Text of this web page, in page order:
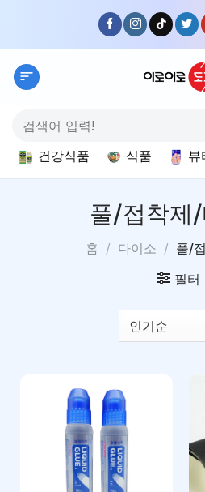
content
색:
건강식품 식품 뷰
풀/접착제
홈 / 다이소 / 풀/
필터